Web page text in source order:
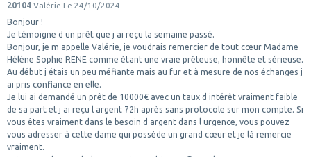
20104 Valérie Le 24/10/2024
Bonjour !
Je témoigne d un prêt que j ai reçu la semaine passé.
Bonjour, je m appelle Valérie, je voudrais remercier de tout cœur Madame
Hélène Sophie RENE comme étant une vraie prêteuse, honnête et sérieuse.
Au début j étais un peu méfiante mais au fur et à mesure de nos échanges j
ai pris confiance en elle.
Je lui ai demandé un prêt de 10000€ avec un taux d intérêt vraiment faible
de sa part et j ai reçu l argent 72h après sans protocole sur mon compte. Si
vous êtes vraiment dans le besoin d argent dans l urgence, vous pouvez
vous adresser à cette dame qui possède un grand cœur et je là remercie
vraiment.